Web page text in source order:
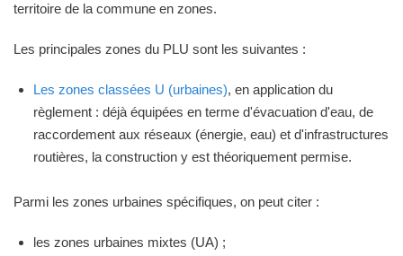
territoire de la commune en zones.
Les principales zones du PLU sont les suivantes :
Les zones classées U (urbaines), en application du
règlement : déjà équipées en terme d'évacuation d'eau, de
raccordement aux réseaux (énergie, eau) et d'infrastructures
routières, la construction y est théoriquement permise.
Parmi les zones urbaines spécifiques, on peut citer :
les zones urbaines mixtes (UA) ;